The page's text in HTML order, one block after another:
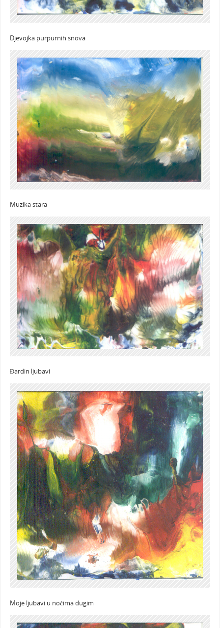
Djevojka purpurnih snova
Muzika stara
Đardin ljubavi
Moje ljubavi u noćima dugim